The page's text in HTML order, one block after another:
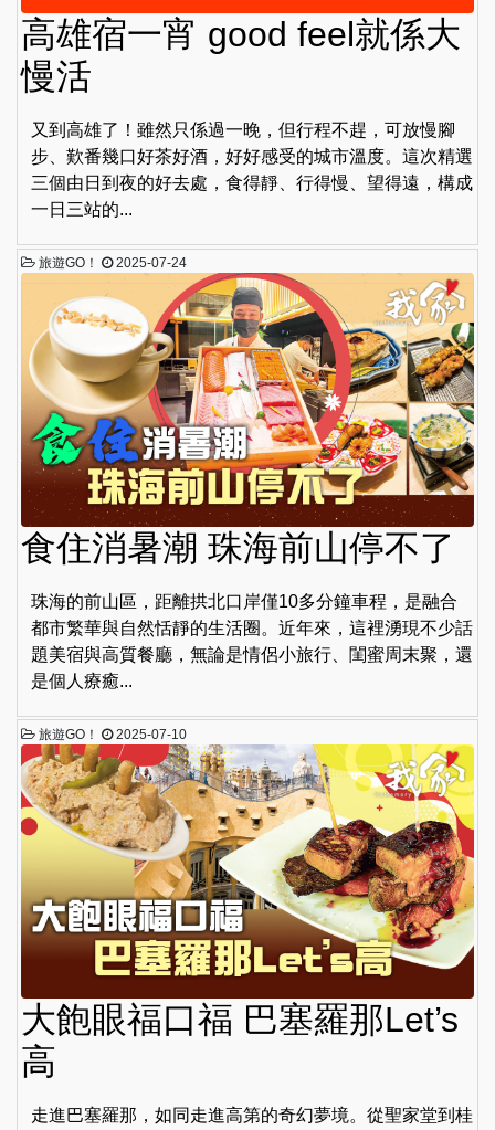
高雄宿一宵 good feel就係大
慢活
又到高雄了！雖然只係過一晚，但行程不趕，可放慢腳
步、歎番幾口好茶好酒，好好感受的城市溫度。這次精選
三個由日到夜的好去處，食得靜、行得慢、望得遠，構成
一日三站的...
旅遊GO！ 2025-07-24
食住消暑潮 珠海前山停不了
珠海的前山區，距離拱北口岸僅10多分鐘車程，是融合
都市繁華與自然恬靜的生活圈。近年來，這裡湧現不少話
題美宿與高質餐廳，無論是情侶小旅行、閨蜜周末聚，還
是個人療癒...
旅遊GO！ 2025-07-10
大飽眼福口福 巴塞羅那Let’s
高
走進巴塞羅那，如同走進高第的奇幻夢境。從聖家堂到桂